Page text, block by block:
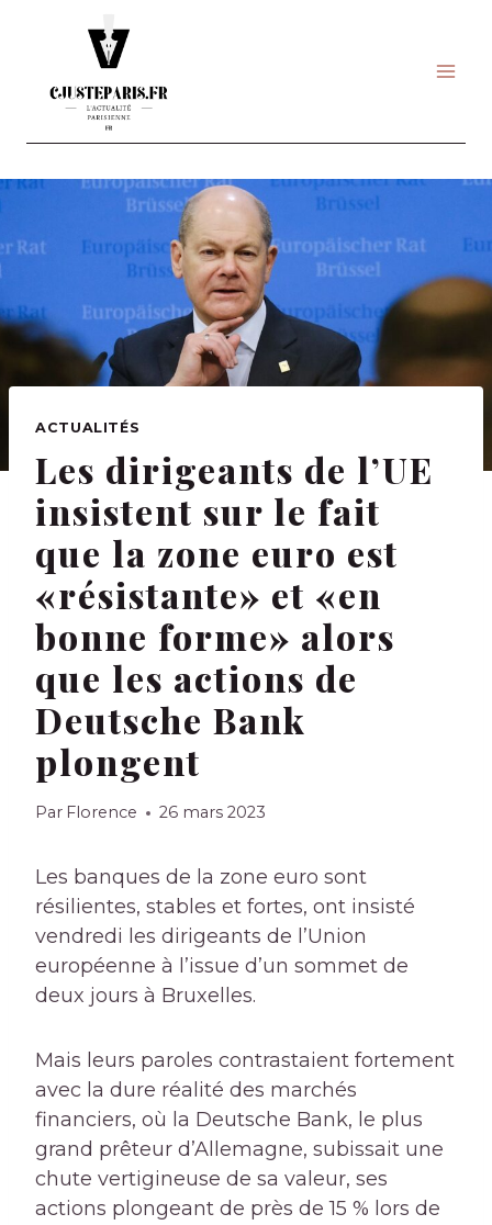
ACTUALITÉS
Les dirigeants de l’UE
insistent sur le fait
que la zone euro est
«résistante» et «en
bonne forme» alors
que les actions de
Deutsche Bank
plongent
Par Florence 26 mars 2023
Les banques de la zone euro sont
résilientes, stables et fortes, ont insisté
vendredi les dirigeants de l’Union
européenne à l’issue d’un sommet de
deux jours à Bruxelles.
Mais leurs paroles contrastaient fortement
avec la dure réalité des marchés
financiers, où la Deutsche Bank, le plus
grand prêteur d’Allemagne, subissait une
chute vertigineuse de sa valeur, ses
actions plongeant de près de 15 % lors de